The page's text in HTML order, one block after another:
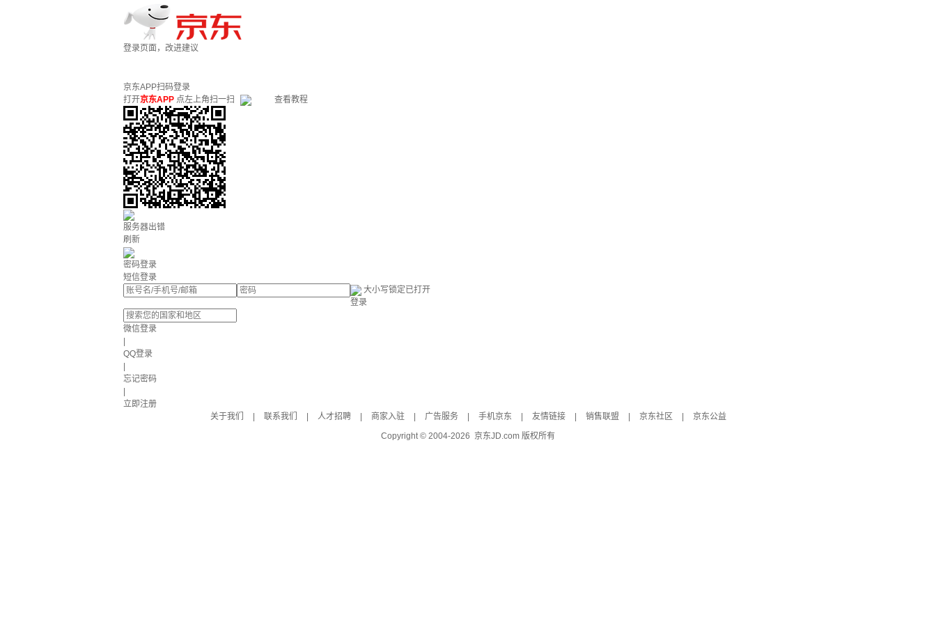
登录页面，改进建议
京东APP扫码登录
打开京东APP 点左上角扫一扫 查看教程
服务器出错
刷新
密码登录
短信登录
大小写锁定已打开
登录
微信登录
QQ登录
忘记密码
立即注册
关于我们
联系我们 人才招聘 商家入驻 广告服务 手机京东 友情链接 销售联盟 京东社区
京东公益
Copyright © 2004-2026 京东JD.com 版权所有